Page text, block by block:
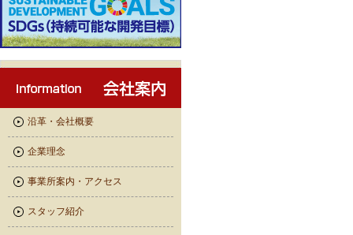
沿革・会社概要
企業理念
事業所案内・アクセス
スタッフ紹介